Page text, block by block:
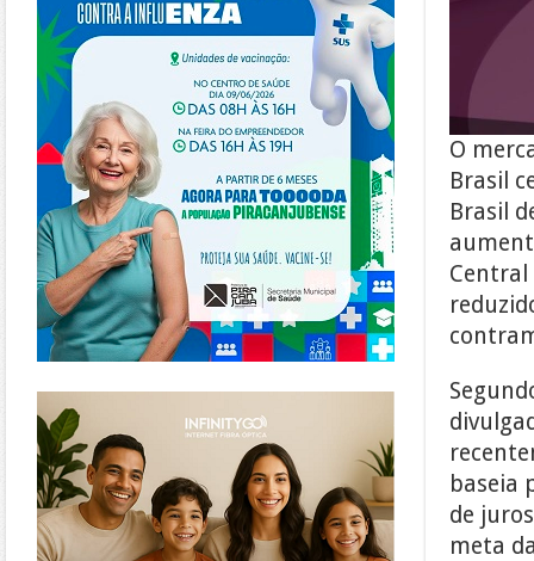
O
Brasil
Brasil
Central
baseia
de
meta
https://www.infinitygo.com.br/